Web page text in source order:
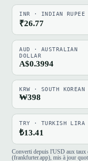
INR · INDIAN RUPEE
₹26.77
AUD · AUSTRALIAN
DOLLAR
A$0.3994
KRW · SOUTH KOREAN
₩398
TRY · TURKISH LIRA
₺13.41
Converti depuis l'USD aux taux
(frankfurter.app), mis à jour